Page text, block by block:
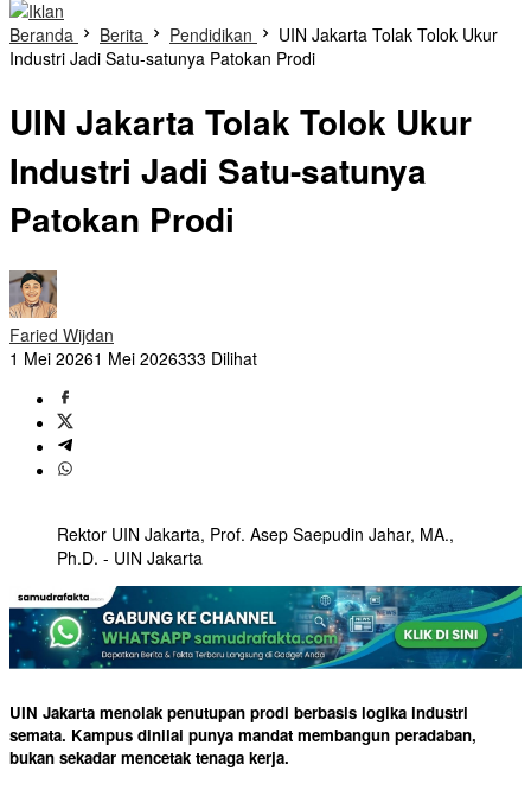
Beranda
Berita Pendidikan
UIN Jakarta Tolak Tolok Ukur
Industri Jadi Satu-satunya Patokan Prodi
UIN Jakarta Tolak Tolok Ukur
Industri Jadi Satu-satunya
Patokan Prodi
Faried Wijdan
1 Mei 20261 Mei 2026333 Dilihat
​Rektor UIN Jakarta, Prof. Asep Saepudin Jahar, MA.,
Ph.D. - UIN Jakarta
UIN Jakarta menolak penutupan prodi berbasis logika industri
semata. Kampus dinilai punya mandat membangun peradaban,
bukan sekadar mencetak tenaga kerja.